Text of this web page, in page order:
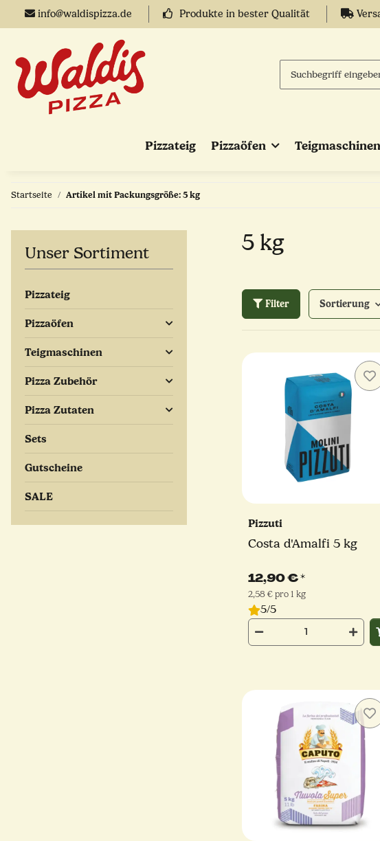
info@waldispizza.de Produkte in bester Qualität
Pizzateig Pizzaöfen Teigmaschinen
Startseite Artikel mit Packungsgröße: 5 kg
5 kg
Filter Sortierung
Pizzuti
Costa d'Amalfi 5 kg
12,90 €*
2,58 € pro 1 kg
5/5
Unser Sortiment
Pizzateig
Pizzaöfen
Teigmaschinen
Pizza Zubehör
Pizza Zutaten
Sets
Gutscheine
SALE